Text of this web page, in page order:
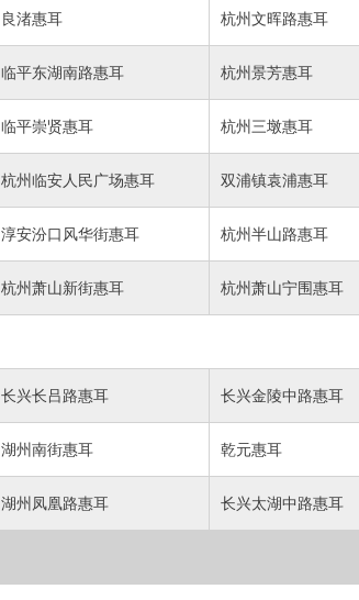
良渚惠耳 杭州文晖路惠耳
临平东湖南路惠耳 杭州景芳惠耳
临平崇贤惠耳 杭州三墩惠耳
杭州临安人民广场惠耳 双浦镇袁浦惠耳
淳安汾口风华街惠耳 杭州半山路惠耳
杭州萧山新街惠耳 杭州萧山宁围惠耳
长兴长吕路惠耳 长兴金陵中路惠耳
湖州南街惠耳 乾元惠耳
湖州凤凰路惠耳 长兴太湖中路惠耳